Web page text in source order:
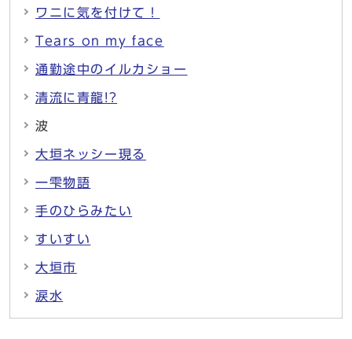
ワニに気を付けて！
Tears on my face
通勤途中のイルカショー
清流に青龍!?
波
大垣ネッシー現る
一雫物語
手のひらみたい
すいすい
大垣市
涙水